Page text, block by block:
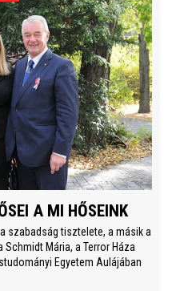
A MI HŐSEINK
szabadság tisztelete, a másik a
Mária, a Terror Háza
Egyetem Aulájában